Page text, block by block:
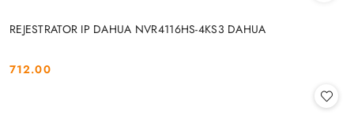
REJESTRATOR IP DAHUA NVR4116HS-4KS3 DAHUA
Cena:
712.00